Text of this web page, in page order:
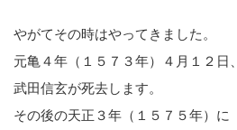
やがてその時はやってきました。
元亀４年（１５７３年）４月１２日、
武田信玄が死去します。
その後の天正３年（１５７５年）に